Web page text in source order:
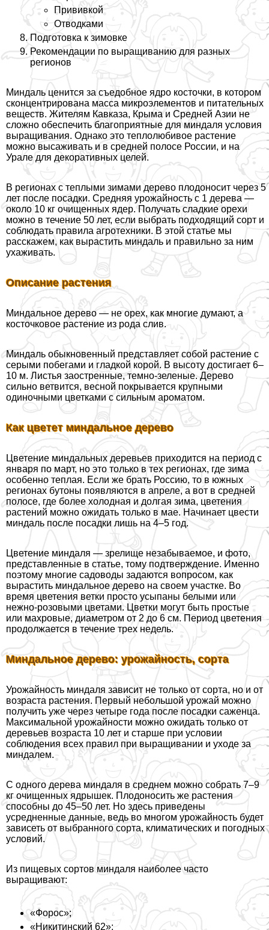
Прививкой
Отводками
Подготовка к зимовке
Рекомендации по выращиванию для разных
регионов
Миндаль ценится за съедобное ядро косточки, в котором
сконцентрирована масса микроэлементов и питательных
веществ. Жителям Кавказа, Крыма и Средней Азии не
сложно обеспечить благоприятные для миндаля условия
выращивания. Однако это теплолюбивое растение
можно высаживать и в средней полосе России, и на
Урале для декоративных целей.
В регионах с теплыми зимами дерево плодоносит через 5
лет после посадки. Средняя урожайность с 1 дерева —
около 10 кг очищенных ядер. Получать сладкие орехи
можно в течение 50 лет, если выбрать подходящий сорт и
соблюдать правила агротехники. В этой статье мы
расскажем, как вырастить миндаль и правильно за ним
ухаживать.
Описание растения
Миндальное дерево — не орех, как многие думают, а
косточковое растение из рода слив.
Миндаль обыкновенный представляет собой растение с
серыми побегами и гладкой корой. В высоту достигает 6–
10 м. Листья заостренные, темно-зеленые. Дерево
сильно ветвится, весной покрывается крупными
одиночными цветками с сильным ароматом.
Как цветет миндальное дерево
Цветение миндальных деревьев приходится на период с
января по март, но это только в тех регионах, где зима
особенно теплая. Если же брать Россию, то в южных
регионах бутоны появляются в апреле, а вот в средней
полосе, где более холодная и долгая зима, цветения
растений можно ожидать только в мае. Начинает цвести
миндаль после посадки лишь на 4–5 год.
Цветение миндаля — зрелище незабываемое, и фото,
представленные в статье, тому подтверждение. Именно
поэтому многие садоводы задаются вопросом, как
вырастить миндальное дерево на своем участке. Во
время цветения ветки просто усыпаны белыми или
нежно-розовыми цветами. Цветки могут быть простые
или махровые, диаметром от 2 до 6 см. Период цветения
продолжается в течение трех недель.
Миндальное дерево: урожайность, сорта
Урожайность миндаля зависит не только от сорта, но и от
возраста растения. Первый небольшой урожай можно
получить уже через четыре года после посадки саженца.
Максимальной урожайности можно ожидать только от
деревьев возраста 10 лет и старше при условии
соблюдения всех правил при выращивании и уходе за
миндалем.
С одного дерева миндаля в среднем можно собрать 7–9
кг очищенных ядрышек. Плодоносить же растения
способны до 45–50 лет. Но здесь приведены
усредненные данные, ведь во многом урожайность будет
зависеть от выбранного сорта, климатических и погодных
условий.
Из пищевых сортов миндаля наиболее часто
выращивают:
«Форос»;
«Никитинский 62»;